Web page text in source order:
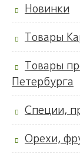
Новинки
Товары
Товары
Петербурга
Специи,
Орехи,